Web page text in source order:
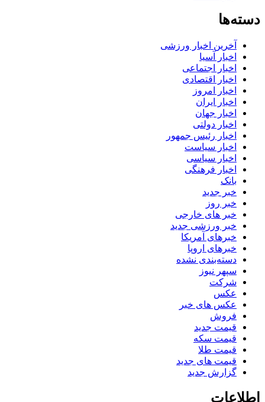
دسته‌ها
آخرین اخبار ورزشی
اخبار آسیا
اخبار اجتماعی
اخبار اقتصادی
اخبار امروز
اخبار ایران
اخبار جهان
اخبار دولتی
اخبار رئیس جمهور
اخبار سیاست
اخبار سیاسی
اخبار فرهنگی
بانک
خبر جدید
خبر روز
خبر های خارجی
خبر ورزشی جدید
خبرهای آمریکا
خبرهای اروپا
دسته‌بندی نشده
سپهر نیوز
شرکت
عکس
عکس های خبر
فروش
قیمت جدید
قیمت سکه
قیمت طلا
قیمت های جدید
گزارش جدید
اطلاعات